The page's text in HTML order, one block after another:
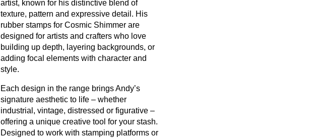
artist, known for his distinctive blend of
texture, pattern and expressive detail. His
rubber stamps for Cosmic Shimmer are
designed for artists and crafters who love
building up depth, layering backgrounds, or
adding focal elements with character and
style.
Each design in the range brings Andy’s
signature aesthetic to life – whether
industrial, vintage, distressed or figurative –
offering a unique creative tool for your stash.
Designed to work with stamping platforms or